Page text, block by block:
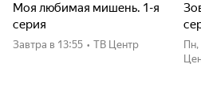
Моя любимая мишень. 1-я
серия
Завтра в 13:55 • ТВ Центр